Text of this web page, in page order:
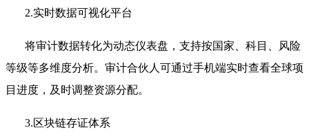
2.实时数据可视化平台
将审计数据转化为动态仪表盘，支持按国家、科目、风险
等级等多维度分析。审计合伙人可通过手机端实时查看全球项
目进度，及时调整资源分配。
3.区块链存证体系